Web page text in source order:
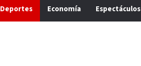
Deportes Economía Espectáculos